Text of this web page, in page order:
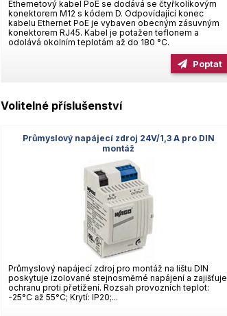
Ethernetový kabel PoE se dodává se čtyřkolíkovým
konektorem M12 s kódem D. Odpovídající konec
kabelu Ethernet PoE je vybaven obecným zásuvným
konektorem RJ45. Kabel je potažen teflonem a
odolává okolním teplotám až do 180 °C.
Poptat
Volitelné příslušenství
Průmyslový napájecí zdroj 24V/1,3 A pro DIN
montáž
Průmyslový napájecí zdroj pro montáž na lištu DIN
poskytuje izolované stejnosměrné napájení a zajišťuje
ochranu proti přetížení. Rozsah provozních teplot:
-25°C až 55°C; Krytí: IP20;...